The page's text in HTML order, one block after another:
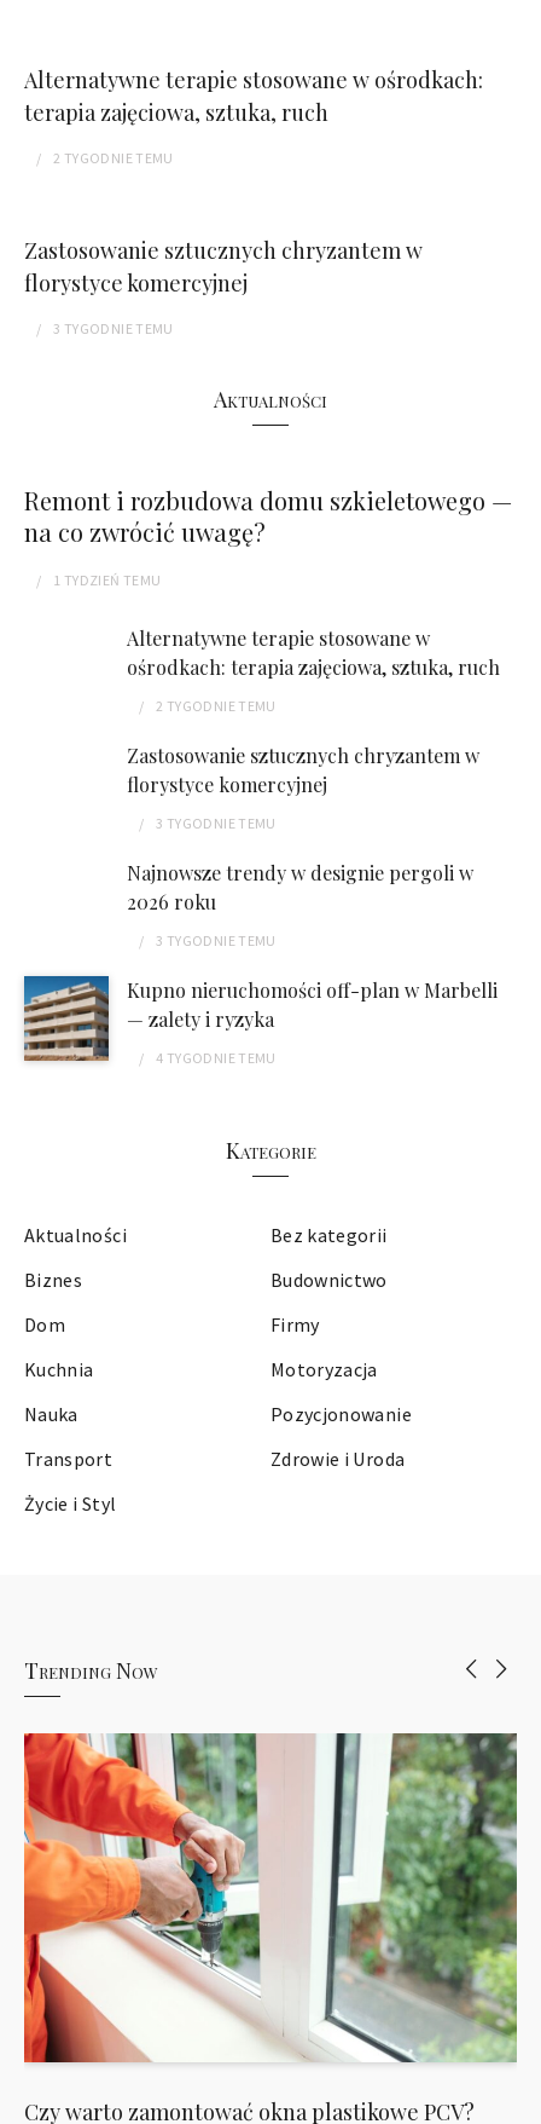
Alternatywne terapie stosowane w ośrodkach:
terapia zajęciowa, sztuka, ruch
2 TYGODNIETEMU
Zastosowanie sztucznych chryzantem w
florystyce komercyjnej
3 TYGODNIETEMU
Aktualności
Remont i rozbudowa domu szkieletowego —
na co zwrócić uwagę?
1 TYDZIEŃ TEMU
Alternatywne terapie stosowane w
ośrodkach: terapia zajęciowa, sztuka, ruch
2 TYGODNIETEMU
Zastosowanie sztucznych chryzantem w
florystyce komercyjnej
3 TYGODNIETEMU
Najnowsze trendy w designie pergoli w
2026 roku
3 TYGODNIETEMU
Kupno nieruchomości off-plan w Marbelli
— zalety i ryzyka
4 TYGODNIETEMU
Kategorie
Aktualności
Bez kategorii
Biznes
Budownictwo
Dom
Firmy
Kuchnia
Motoryzacja
Nauka
Pozycjonowanie
Transport
Zdrowie i Uroda
Życie i Styl
Trending Now
Czy warto zamontować okna plastikowe PCV?